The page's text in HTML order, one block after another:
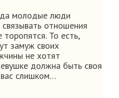
молодые люди
отношения
То есть,
замуж своих
не хотят
должна быть своя
слишком…